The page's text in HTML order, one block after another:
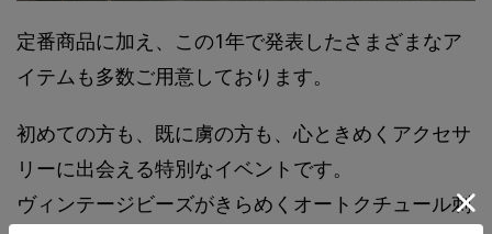
定番商品に加え、この1年で発表したさまざまなア
イテムも多数ご用意しております。
初めての方も、既に虜の方も、心ときめくアクセサ
リーに出会える特別なイベントです。
ヴィンテージビーズがきらめくオートクチュール刺